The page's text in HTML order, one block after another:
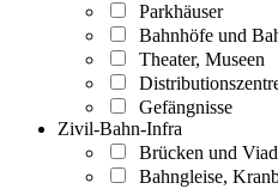
Parkhäuser
Bahnhöfe und
Theater, Museen
Gefängnisse
Zivil-Bahn-Infra
Brücken und
Bahngleise,